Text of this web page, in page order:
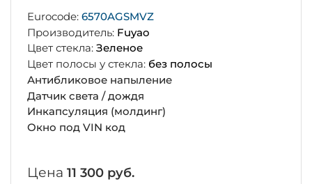
Eurocode: 6570AGSMVZ
Производитель: Fuyao
Цвет стекла: Зеленое
Цвет полосы у стекла: без полосы
Антибликовое напыление
Датчик света / дождя
Инкапсуляция (молдинг)
Окно под VIN код
Цена 11 300 руб.